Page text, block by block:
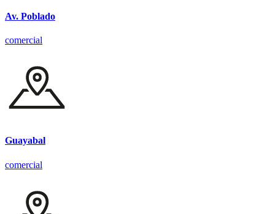
Av. Poblado
comercial
Guayabal
comercial